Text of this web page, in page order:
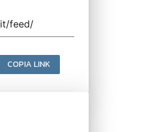
COPIA LINK